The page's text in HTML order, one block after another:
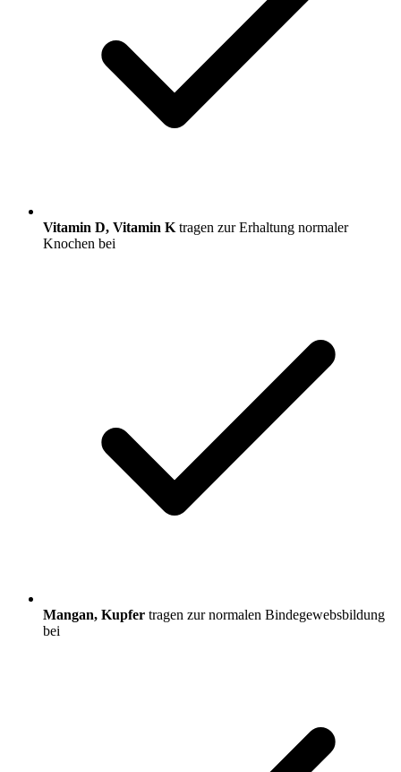
Vitamin D, Vitamin K tragen zur Erhaltung normaler
Knochen bei
Mangan, Kupfer tragen zur normalen Bindegewebsbildung
bei